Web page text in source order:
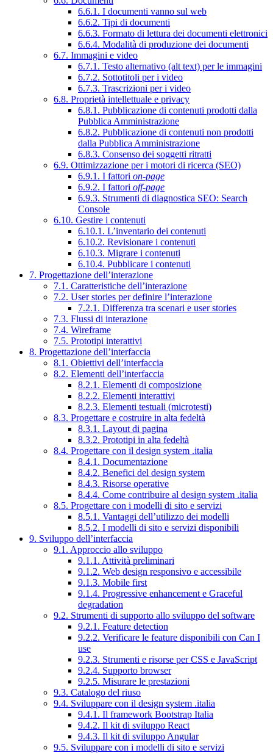
6.6.1. I documenti vanno sul web
6.6.2. Tipi di documenti
6.6.3. Formato di lettura dei documenti elettronici
6.6.4. Modalità di produzione dei documenti
6.7. Immagini e video
6.7.1. Testo alternativo (alt text) per le immagini
6.7.2. Sottotitoli per i video
6.7.3. Trascrizioni per i video
6.8. Proprietà intellettuale e privacy
6.8.1. Pubblicazione di contenuti prodotti dalla
Pubblica Amministrazione
6.8.2. Pubblicazione di contenuti non prodotti
dalla Pubblica Amministrazione
6.8.3. Consenso dei soggetti ritratti
6.9. Ottimizzazione per i motori di ricerca (SEO)
6.9.1. I fattori on-page
6.9.2. I fattori off-page
6.9.3. Strumenti di diagnostica SEO: Search
Console
6.10. Gestire i contenuti
6.10.1. L’inventario dei contenuti
6.10.2. Revisionare i contenuti
6.10.3. Migrare i contenuti
6.10.4. Pubblicare i contenuti
7. Progettazione dell’interazione
7.1. Caratteristiche dell’interazione
7.2. User stories per definire l’interazione
7.2.1. Differenza tra scenari e user stories
7.3. Flussi di interazione
7.4. Wireframe
7.5. Prototipi interattivi
8. Progettazione dell’interfaccia
8.1. Obiettivi dell’interfaccia
8.2. Elementi dell’interfaccia
8.2.1. Elementi di composizione
8.2.2. Elementi interattivi
8.2.3. Elementi testuali (microtesti)
8.3. Progettare e costruire in alta fedeltà
8.3.1. Layout di pagina
8.3.2. Prototipi in alta fedeltà
8.4. Progettare con il design system .italia
8.4.1. Documentazione
8.4.2. Benefici del design system
8.4.3. Risorse operative
8.4.4. Come contribuire al design system .italia
8.5. Progettare con i modelli di sito e servizi
8.5.1. Vantaggi dell’utilizzo dei modelli
8.5.2. I modelli di sito e servizi disponibili
9. Sviluppo dell’interfaccia
9.1. Approccio allo sviluppo
9.1.1. Attività preliminari
9.1.2. Web design responsivo e accessibile
9.1.3. Mobile first
9.1.4. Progressive enhancement e Graceful
degradation
9.2. Strumenti di supporto allo sviluppo del software
9.2.1. Feature detection
9.2.2. Verificare le feature disponibili con Can I
use
9.2.3. Strumenti e risorse per CSS e JavaScript
9.2.4. Supporto browser
9.2.5. Misurare le prestazioni
9.3. Catalogo del riuso
9.4. Sviluppare con il design system .italia
9.4.1. Il framework Bootstrap Italia
9.4.2. Il kit di sviluppo React
9.4.3. Il kit di sviluppo Angular
9.5. Sviluppare con i modelli di sito e servizi